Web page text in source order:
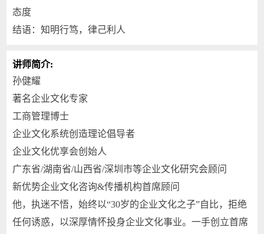
态度
结语：知明行笃，律己利人
讲师简介:
孙健耀
著名企业文化专家
工商管理博士
企业文化系统创造理论倡导者
企业文化优享会创始人
广东省/湖南省/山西省/深圳市等企业文化研究会顾问
新优势企业文化咨询&传播机构首席顾问
他，执迷不悟，始终以“30岁的企业文化之子”自比，拒绝
任何诱惑，以深厚情怀投身企业文化事业。一手创立首席